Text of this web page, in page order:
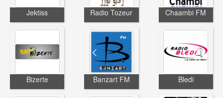
Jektiss Radio Tozeur Chaambi FM
Bizerte Banzart FM Bledi